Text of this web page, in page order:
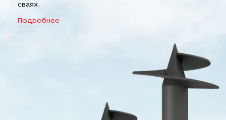
сваях.
Подробнее